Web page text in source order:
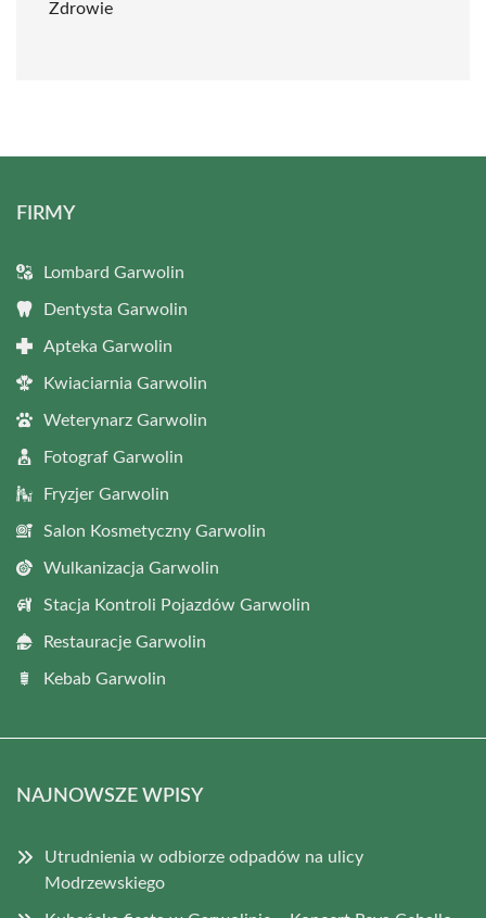
Zdrowie
FIRMY
Lombard Garwolin
Dentysta Garwolin
Apteka Garwolin
Kwiaciarnia Garwolin
Weterynarz Garwolin
Fotograf Garwolin
Fryzjer Garwolin
Salon Kosmetyczny Garwolin
Wulkanizacja Garwolin
Stacja Kontroli Pojazdów Garwolin
Restauracje Garwolin
Kebab Garwolin
NAJNOWSZE WPISY
Utrudnienia w odbiorze odpadów na ulicy
Modrzewskiego